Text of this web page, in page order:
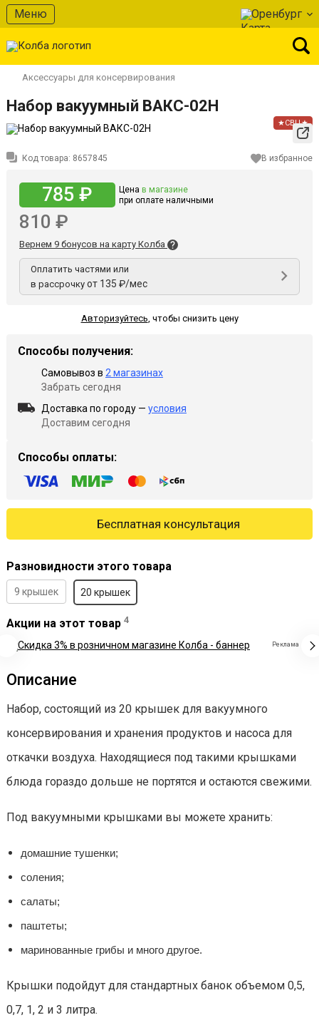
Меню Оренбург
Аксессуары для консервирования
Набор вакуумный ВАКС-02Н
★СВЦ★
Код товара: 8657845 В избранное
785 ₽ Цена в магазине
при оплате наличными
810 ₽
Вернем 9 бонусов на карту Колба
Оплатить частями или
в рассрочку от 135 ₽/мес
Авторизуйтесь, чтобы снизить цену
Способы получения:
Самовывоз в 2 магазинах
Забрать сегодня
Доставка по городу — условия
Доставим сегодня
Способы оплаты:
Бесплатная консультация
Разновидности этого товара
9 крышек 20 крышек
Акции на этот товар 4
Реклама
Описание
Набор, состоящий из 20 крышек для вакуумного
консервирования и хранения продуктов и насоса для
откачки воздуха. Находящиеся под такими крышками
блюда гораздо дольше не портятся и остаются свежими.
Под вакуумными крышками вы можете хранить:
домашние тушенки;
соления;
салаты;
паштеты;
маринованные грибы и много другое.
Крышки подойдут для стандартных банок объемом 0,5,
0,7, 1, 2 и 3 литра.